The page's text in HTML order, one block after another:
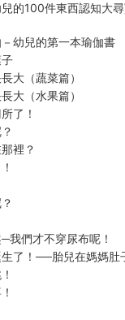
的100件東西認知大
幼兒的第一本瑜伽書
大（蔬菜篇）
大（水果篇）
了！
裡？
我們才不穿尿布呢！
了！──胎兒在媽媽肚